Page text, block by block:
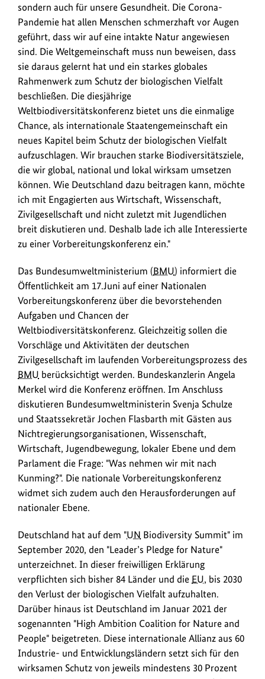
sondern auch für unsere Gesundheit. Die Corona-
Pandemie hat allen Menschen schmerzhaft vor Augen
geführt, dass wir auf eine intakte Natur angewiesen
sind. Die Weltgemeinschaft muss nun beweisen, dass
sie daraus gelernt hat und ein starkes globales
Rahmenwerk zum Schutz der biologischen Vielfalt
beschließen. Die diesjährige
Weltbiodiversitätskonferenz bietet uns die einmalige
Chance, als internationale Staatengemeinschaft ein
neues Kapitel beim Schutz der biologischen Vielfalt
aufzuschlagen. Wir brauchen starke Biodiversitätsziele,
die wir global, national und lokal wirksam umsetzen
können. Wie Deutschland dazu beitragen kann, möchte
ich mit Engagierten aus Wirtschaft, Wissenschaft,
Zivilgesellschaft und nicht zuletzt mit Jugendlichen
breit diskutieren und. Deshalb lade ich alle Interessierte
zu einer Vorbereitungskonferenz ein."
Das Bundesumweltministerium (BMU) informiert die
Öffentlichkeit am 17.Juni auf einer Nationalen
Vorbereitungskonferenz über die bevorstehenden
Aufgaben und Chancen der
Weltbiodiversitätskonferenz. Gleichzeitig sollen die
Vorschläge und Aktivitäten der deutschen
Zivilgesellschaft im laufenden Vorbereitungsprozess des
BMU berücksichtigt werden. Bundeskanzlerin Angela
Merkel wird die Konferenz eröffnen. Im Anschluss
diskutieren Bundesumweltministerin Svenja Schulze
und Staatssekretär Jochen Flasbarth mit Gästen aus
Nichtregierungsorganisationen, Wissenschaft,
Wirtschaft, Jugendbewegung, lokaler Ebene und dem
Parlament die Frage: "Was nehmen wir mit nach
Kunming?". Die nationale Vorbereitungskonferenz
widmet sich zudem auch den Herausforderungen auf
nationaler Ebene.
Deutschland hat auf dem "UN Biodiversity Summit" im
September 2020, den "Leader’s Pledge for Nature"
unterzeichnet. In dieser freiwilligen Erklärung
verpflichten sich bisher 84 Länder und die EU, bis 2030
den Verlust der biologischen Vielfalt aufzuhalten.
Darüber hinaus ist Deutschland im Januar 2021 der
sogenannten "High Ambition Coalition for Nature and
People" beigetreten. Diese internationale Allianz aus 60
Industrie- und Entwicklungsländern setzt sich für den
wirksamen Schutz von jeweils mindestens 30 Prozent